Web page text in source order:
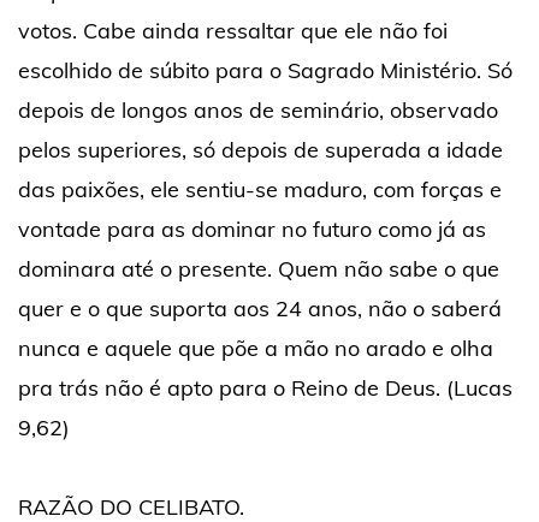
votos. Cabe ainda ressaltar que ele não foi
escolhido de súbito para o Sagrado Ministério. Só
depois de longos anos de seminário, observado
pelos superiores, só depois de superada a idade
das paixões, ele sentiu-se maduro, com forças e
vontade para as dominar no futuro como já as
dominara até o presente. Quem não sabe o que
quer e o que suporta aos 24 anos, não o saberá
nunca e aquele que põe a mão no arado e olha
pra trás não é apto para o Reino de Deus. (Lucas
9,62)
RAZÃO DO CELIBATO.